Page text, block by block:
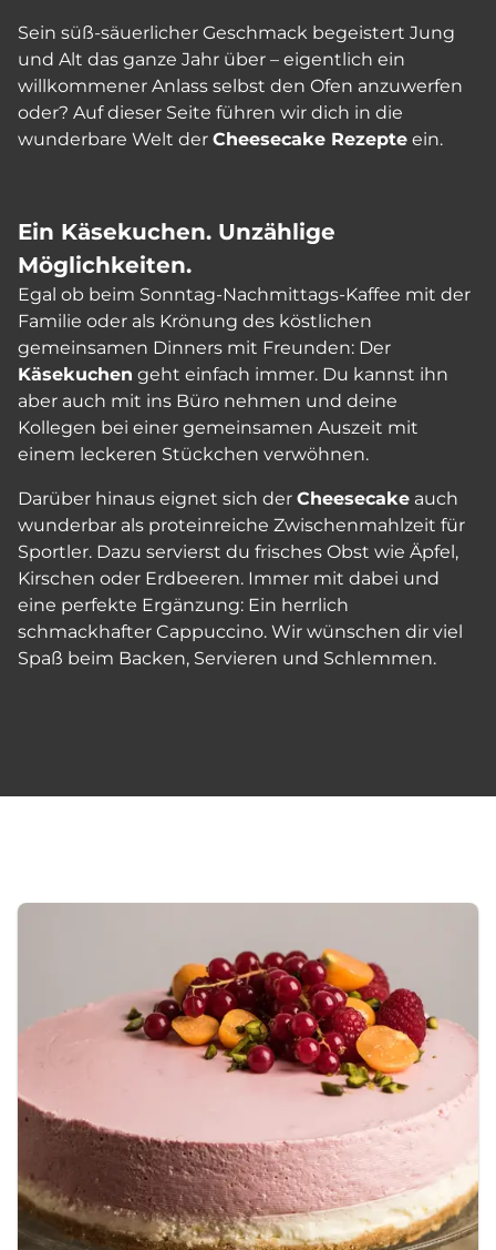
Sein süß-säuerlicher Geschmack begeistert Jung
und Alt das ganze Jahr über – eigentlich ein
willkommener Anlass selbst den Ofen anzuwerfen
oder? Auf dieser Seite führen wir dich in die
wunderbare Welt der Cheesecake Rezepte ein.
Ein Käsekuchen. Unzählige
Möglichkeiten.
Egal ob beim Sonntag-Nachmittags-Kaffee mit der
Familie oder als Krönung des köstlichen
gemeinsamen Dinners mit Freunden: Der
Käsekuchen geht einfach immer. Du kannst ihn
aber auch mit ins Büro nehmen und deine
Kollegen bei einer gemeinsamen Auszeit mit
einem leckeren Stückchen verwöhnen.
Darüber hinaus eignet sich der Cheesecake auch
wunderbar als proteinreiche Zwischenmahlzeit für
Sportler. Dazu servierst du frisches Obst wie Äpfel,
Kirschen oder Erdbeeren. Immer mit dabei und
eine perfekte Ergänzung: Ein herrlich
schmackhafter Cappuccino. Wir wünschen dir viel
Spaß beim Backen, Servieren und Schlemmen.